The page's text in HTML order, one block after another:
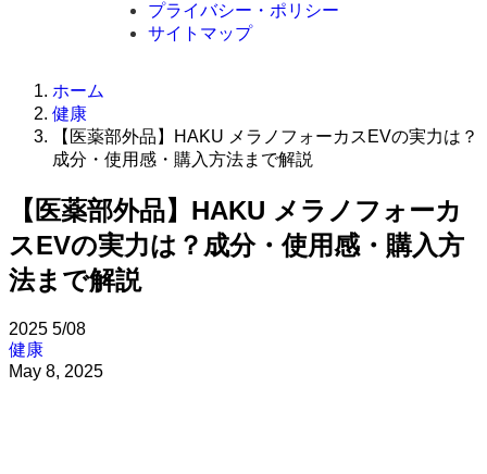
プライバシー・ポリシー
サイトマップ
ホーム
健康
【医薬部外品】HAKU メラノフォーカスEVの実力は？
成分・使用感・購入方法まで解説
【医薬部外品】HAKU メラノフォーカ
スEVの実力は？成分・使用感・購入方
法まで解説
2025 5/08
健康
May 8, 2025